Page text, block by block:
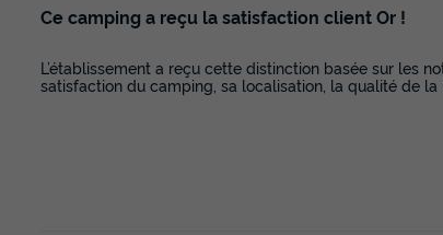
Ce camping a reçu la satisfaction client Or !
L’établissement a reçu cette distinction basée sur les
satisfaction du camping, sa localisation, la qualité de